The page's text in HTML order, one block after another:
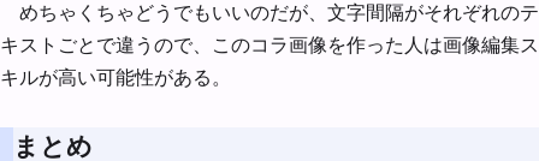
めちゃくちゃどうでもいいのだが、文字間隔がそれぞれのテ
キストごとで違うので、このコラ画像を作った人は画像編集ス
キルが高い可能性がある。
まとめ